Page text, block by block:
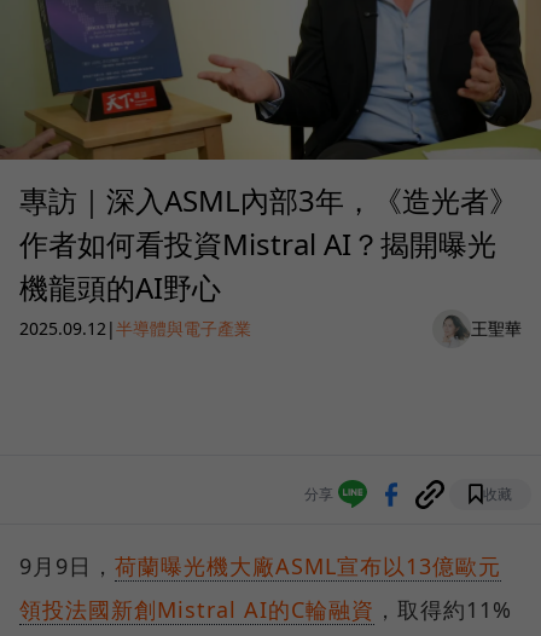
專訪｜深入ASML內部3年，《造光者》
作者如何看投資Mistral AI？揭開曝光
機龍頭的AI野心
2025.09.12|半導體與電子產業 王聖華
分享 收藏
9月9日， 荷蘭曝光機大廠ASML宣布以13億歐元
領投法國新創Mistral AI的C輪融資 ，取得約11%